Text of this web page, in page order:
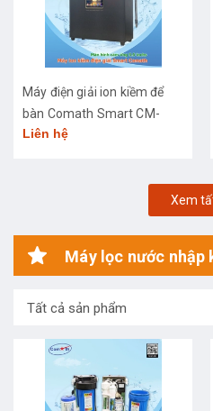
Máy điện giải ion kiềm để
bàn Comath Smart CM-
3668
Liên hệ
Xem
Máy lọc nước nhập
Tất cả sản phẩm